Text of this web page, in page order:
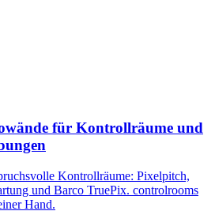
für Kontrollräume und
Kontrollräume: Pixelpitch,
und Barco TruePix. controlrooms
Hand.